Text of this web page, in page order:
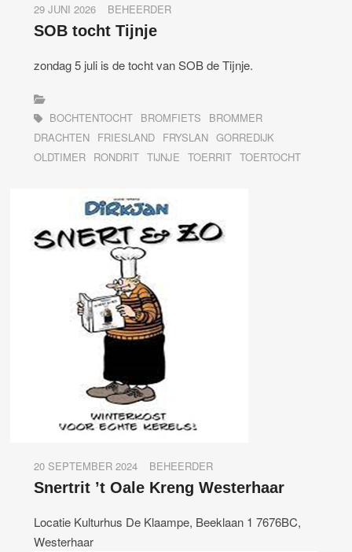
29 JUNI 2026 BEHEERDER
SOB tocht Tijnje
zondag 5 juli is de tocht van SOB de Tijnje.
BOCHTENTOCHT BROMFIETS
BROMMER
DRACHTEN FRIESLAND FRYSLAN GORREDIJK
OLDTIMER RONDRIT TIJNJE TOERRIT TOERTOCHT
20 SEPTEMBER 2024 BEHEERDER
Snertrit ’t Oale Kreng Westerhaar
Locatie Kulturhus De Klaampe, Beeklaan 1 7676BC,
Westerhaar